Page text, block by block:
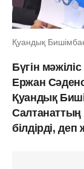
Қуандық
Бүгін
Ержан
Қуандық
Салтанаттың
білдірді, деп